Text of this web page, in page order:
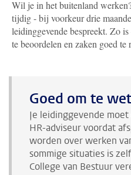
Wil je in het buitenland
tijdig - bij voorkeur drie
leidinggevende bespreekt. Zo
te beoordelen en zaken goed te
Goed om te
Je leidinggevende
HR-adviseur voordat
worden over werken
sommige situaties is
College van Bestuur